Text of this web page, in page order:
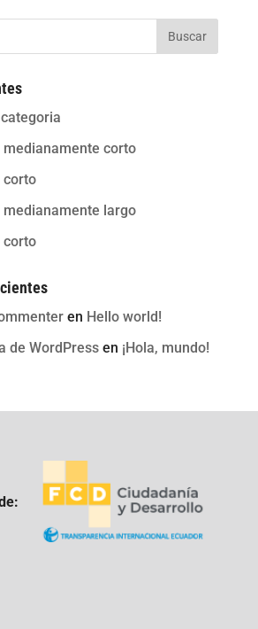
Buscar
corto
corto
largo
corto
en Hello world!
de WordPressen ¡Hola, mundo!